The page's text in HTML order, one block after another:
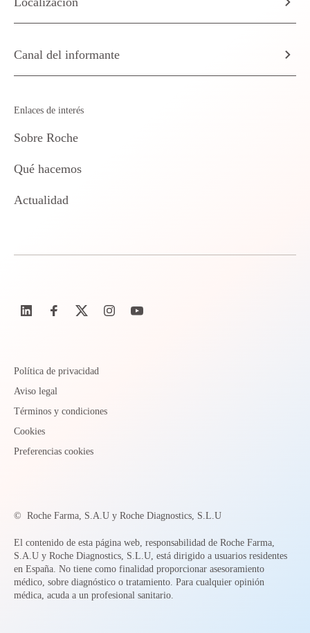
Canal del informante
Enlaces de interés
Sobre Roche
Qué hacemos
Actualidad
Política de privacidad
Aviso legal
Términos y condiciones
Cookies
Preferencias cookies
© Roche Farma, S.A.U y Roche Diagnostics, S.L.U
El contenido de esta página web, responsabilidad de Roche Farma,
S.A.U y Roche Diagnostics, S.L.U, está dirigido a usuarios residentes
en España. No tiene como finalidad proporcionar asesoramiento
médico, sobre diagnóstico o tratamiento. Para cualquier opinión
médica, acuda a un profesional sanitario.